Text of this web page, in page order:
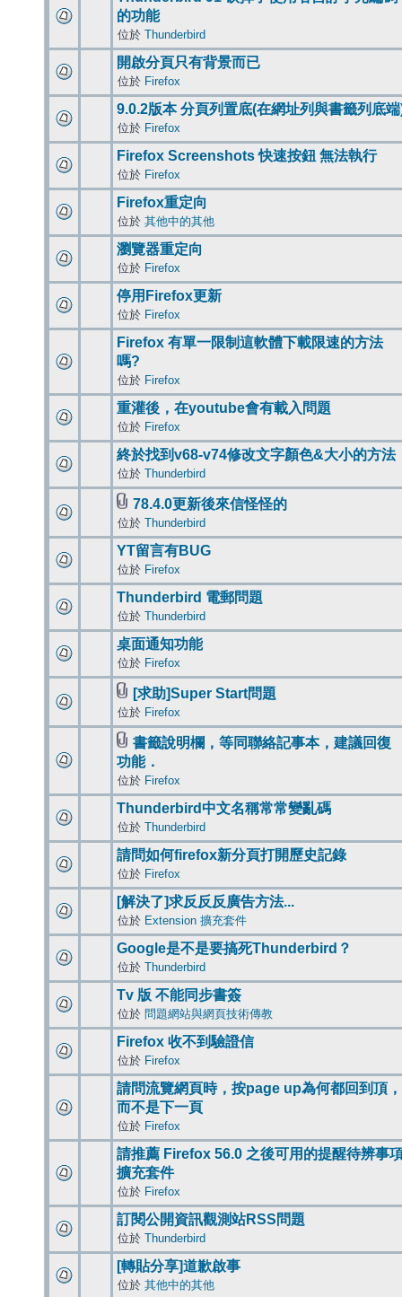
的功能
位於 Thunderbird
開啟分頁只有背景而已
位於 Firefox
9.0.2版本 分頁列置底(在網址列與書籤列底
位於 Firefox
Firefox Screenshots 快速按鈕 無法執行
位於 Firefox
Firefox重定向
位於 其他中的其他
瀏覽器重定向
位於 Firefox
停用Firefox更新
位於 Firefox
Firefox 有單一限制這軟體下載限速的方法
嗎?
位於 Firefox
重灌後，在youtube會有載入問題
位於 Firefox
終於找到v68-v74修改文字顏色&大小的方法
位於 Thunderbird
78.4.0更新後來信怪怪的
位於 Thunderbird
YT留言有BUG
位於 Firefox
Thunderbird 電郵問題
位於 Thunderbird
桌面通知功能
位於 Firefox
[求助]Super Start問題
位於 Firefox
書籤說明欄，等同聯絡記事本，建議回復
功能．
位於 Firefox
Thunderbird中文名稱常常變亂碼
位於 Thunderbird
請問如何firefox新分頁打開歷史記錄
位於 Firefox
[解決了]求反反反廣告方法...
位於 Extension 擴充套件
Google是不是要搞死Thunderbird？
位於 Thunderbird
Tv 版 不能同步書簽
位於 問題網站與網頁技術傳教
Firefox 收不到驗證信
位於 Firefox
請問流覽網頁時，按page up為何都回到頂，
而不是下一頁
位於 Firefox
請推薦 Firefox 56.0 之後可用的提醒待辨事
擴充套件
位於 Firefox
訂閱公開資訊觀測站RSS問題
位於 Thunderbird
[轉貼分享]道歉啟事
位於 其他中的其他